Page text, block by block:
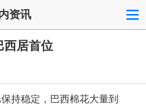
资讯
西居首位
持稳定，巴西棉花大量到